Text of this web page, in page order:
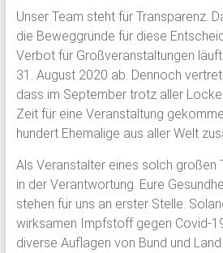
von
ehemaligen
Schülern
des
Plöner
Internats
gegründet,
sie
den
Zusammenschluß
ehemaliger
Schüler,
Unser Team steht für Transparenz.
die Beweggründe für diese
Verbot für Großveranstaltungen
31. August 2020 ab. Dennoch
dass im September trotz aller
Zeit für eine Veranstaltung
hundert Ehemalige aus aller Welt
Als Veranstalter eines solch großen
in der Verantwortung. Eure
stehen für uns an erster Stelle.
wirksamen Impfstoff gegen Covid-
diverse Auflagen von Bund und